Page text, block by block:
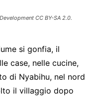
CC BY-SA 2.0.
si gonfia, il
case, nelle cucine,
di Nyabihu, nel nord
il villaggio dopo